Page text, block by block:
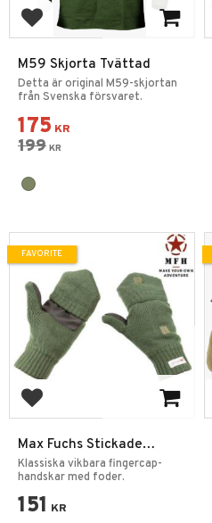
Add to favorites
M59 Skjorta Tvättad
Detta är original M59-skjortan
från Svenska försvaret.
175 KR
199 KR
Add to favorites
Max Fuchs Stickade
Vantar 3M Thinsulate
Klassiska vikbara fingercap-
handskar med foder.
151 KR
FAVORITE